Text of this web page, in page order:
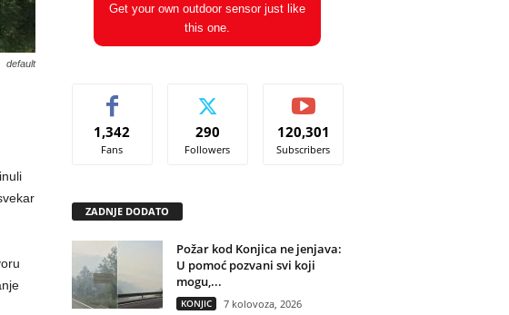
default
Get your own outdoor sensor just like
this one.
1,342
Fans
290
Followers
120,301
Subscribers
ZADNJE DODATO
Požar kod Konjica ne jenjava:
U pomoć pozvani svi koji
mogu,...
KONJIC 7 kolovoza, 2026